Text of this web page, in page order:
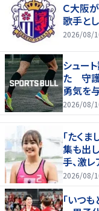
Ｃ大阪
歌手と
2026/08/
シュー
た 守護
勇気を
2026/08/
「たく
集も出
手、激
レイさ」
2026/08/
「いつ